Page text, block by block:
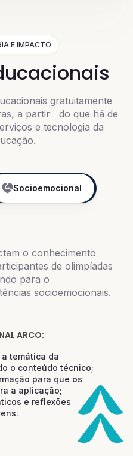
E IMPACTO
gratuitamente
a partir do que há de
e tecnologia da
Socioemocional
o conhecimento
de olimpíadas
para o
socioemocionais.
ARCO:
temática da
o conteúdo técnico;
para que os
a aplicação;
e reflexões